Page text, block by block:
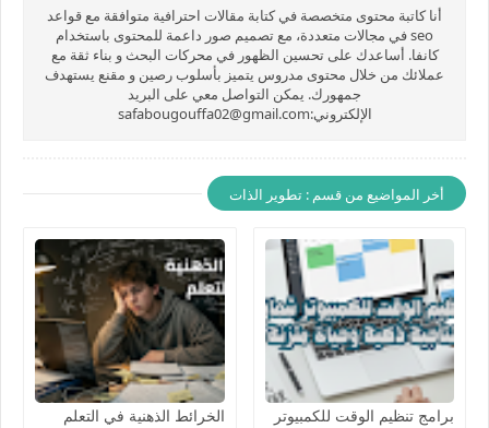
أنا كاتبة محتوى متخصصة في كتابة مقالات احترافية متوافقة مع قواعد
seo في مجالات متعددة، مع تصميم صور داعمة للمحتوى باستخدام
كانفا. أساعدك على تحسين الظهور في محركات البحث و بناء ثقة مع
عملائك من خلال محتوى مدروس يتميز بأسلوب رصين و مقنع يستهدف
جمهورك. يمكن التواصل معي على البريد
الإلكتروني:safabougouffa02@gmail.com
أخر المواضيع من قسم : تطوير الذات
برامج تنظيم الوقت للكمبيوتر
الخرائط الذهنية في التعلم